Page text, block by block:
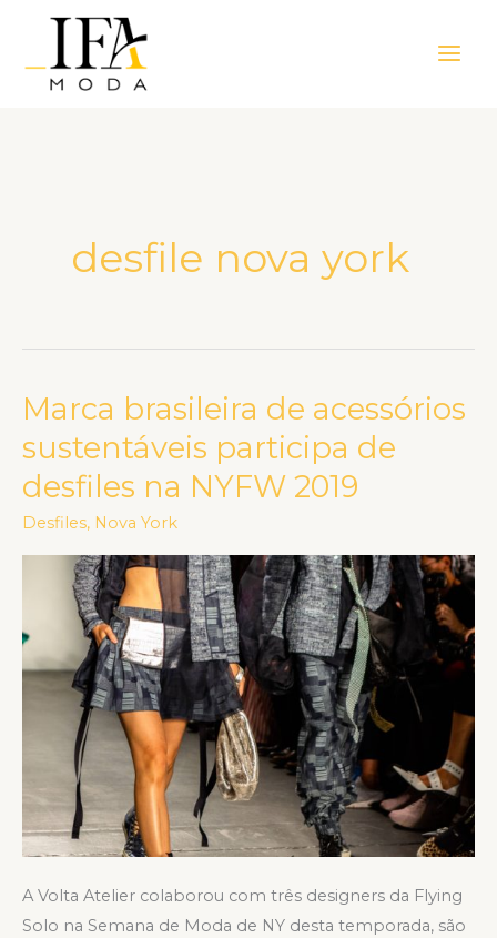
Menu
desfile nova york
Marca brasileira de acessórios
sustentáveis participa de
desfiles na NYFW 2019
Desfiles, Nova York
A Volta Atelier colaborou com três designers da Flying
Solo na Semana de Moda de NY desta temporada, são
Marca
brasileira
de
acessórios
sustentáveis
participa
desfiles
na
NYFW